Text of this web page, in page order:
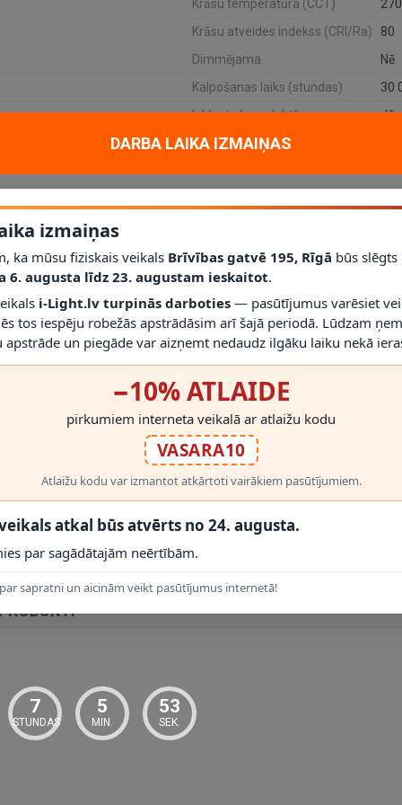
Krāsu temperatūra (CCT)
Krāsu atveides indekss (CRI/Ra)
80
Dimmējama
Nē
Kalpošanas laiks (stundas)
30
Iekļauta komplektā Jā
zelta/misiņa (Lucide)ir metāla LED griestu lampa matēta zelta/
griestu apgaismojums ar dekoratīvāku apdares toni.
istabā, darba telpā, birojā vai uzgaidāmajā zonā. Metāla korpuss
uzkrītošs.
gaismas plūsmu. Šis modelis nav dimmējams, tāpēc
RĀDĪT VAIRĀK
DARBA LAIKA IZMAIŅAS
izmaiņas
ka mūsu fiziskais veikals Brīvības gatvē 195, Rīgā būs slēgts
6. augusta līdz 23. augustam ieskaitot.
i-Light.lv turpinās darboties — pasūtījumus varēsiet
tos iespēju robežās apstrādāsim arī šajā periodā. Lūdzam
apstrāde un piegāde var aizņemt nedaudz ilgāku laiku nekā
−10% ATLAIDE
pirkumiem interneta veikalā ar atlaižu kodu
VASARA10
Atlaižu kodu var izmantot atkārtoti vairākiem pasūtījumiem.
atkal būs atvērts no 24. augusta.
par sagādātajām neērtībām.
sapratni un aicinām veikt pasūtījumus internetā!
7
STUNDAS
5
MIN.
52
SEK.